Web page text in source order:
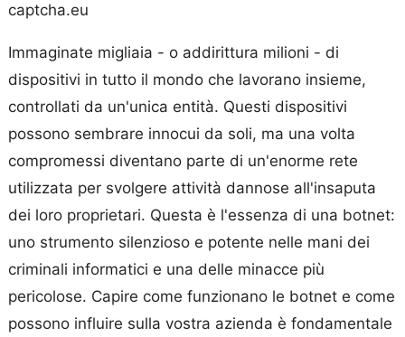
captcha.eu
Immaginate migliaia - o addirittura milioni - di
dispositivi in tutto il mondo che lavorano insieme,
controllati da un'unica entità. Questi dispositivi
possono sembrare innocui da soli, ma una volta
compromessi diventano parte di un'enorme rete
utilizzata per svolgere attività dannose all'insaputa
dei loro proprietari. Questa è l'essenza di una botnet:
uno strumento silenzioso e potente nelle mani dei
criminali informatici e una delle minacce più
pericolose. Capire come funzionano le botnet e come
possono influire sulla vostra azienda è fondamentale